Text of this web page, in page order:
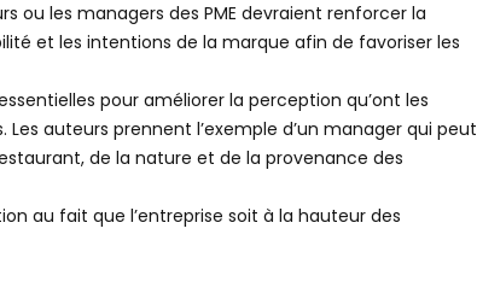
ou les managers des PME devraient renforcer la
et les intentions de la marque afin de favoriser les
pour améliorer la perception qu’ont les
auteurs prennent l’exemple d’un manager qui peut
de la nature et de la provenance des
au fait que l’entreprise soit à la hauteur des